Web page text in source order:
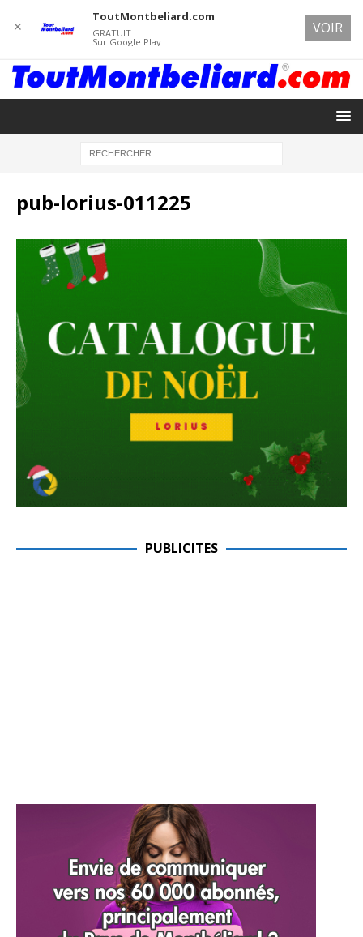
pub-lorius-011225
PUBLICITES
✕
ToutMontbeliard.com
GRATUIT
Sur Google Play
VOIR